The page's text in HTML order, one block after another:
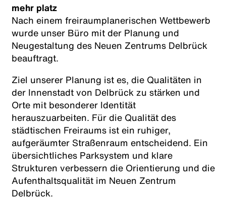
mehr platz
Nach einem freiraumplanerischen Wettbewerb
wurde unser Büro mit der Planung und
Neugestaltung des Neuen Zentrums Delbrück
beauftragt.
Ziel unserer Planung ist es, die Qualitäten in
der Innenstadt von Delbrück zu stärken und
Orte mit besonderer Identität
herauszuarbeiten. Für die Qualität des
städtischen Freiraums ist ein ruhiger,
aufgeräumter Straßenraum entscheidend. Ein
übersichtliches Parksystem und klare
Strukturen verbessern die Orientierung und die
Aufenthaltsqualität im Neuen Zentrum
Delbrück.